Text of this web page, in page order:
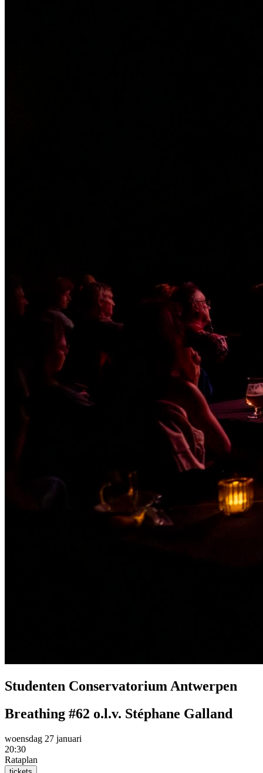
Studenten Conservatorium Antwerpen
Breathing #62 o.l.v. Stéphane Galland
woensdag 27 januari
20:30
Rataplan